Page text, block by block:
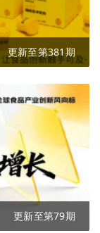
更新至第381期
更新至第79期